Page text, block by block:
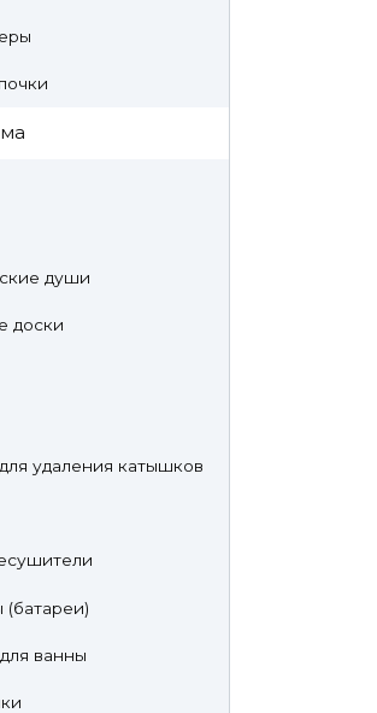
души
доски
удаления катышков
(батареи)
ванны